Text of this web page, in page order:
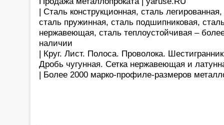
| Сталь конструкционная, сталь
сталь пружинная, сталь подшипниковая,
нержавеющая, сталь теплоустойчивая –
наличии
| Круг. Лист. Полоса. Проволока.
Дробь чугунная. Сетка нержавеющая и
| Более 2000 марко-профиле-размеров